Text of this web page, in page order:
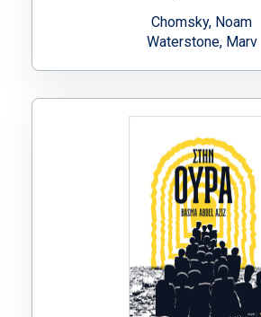
Chomsky, Noam
Waterstone, Marv